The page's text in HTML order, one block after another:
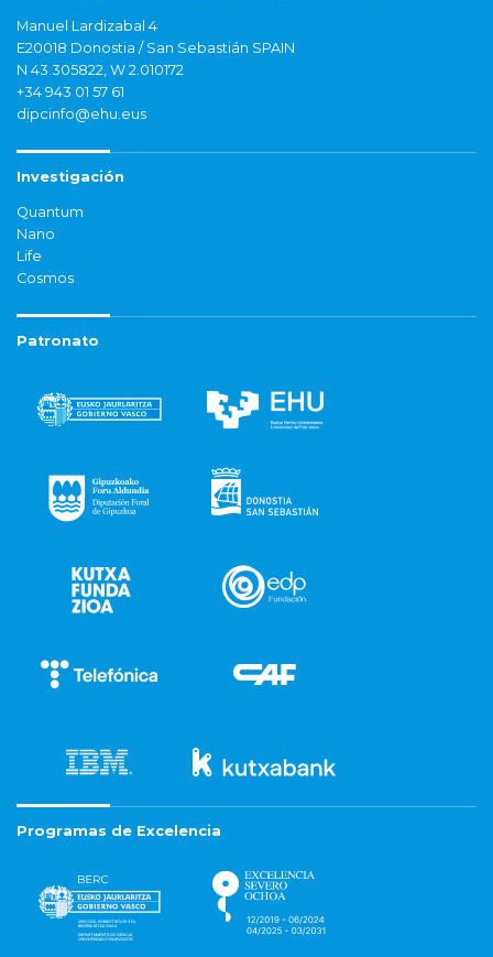
Manuel Lardizabal 4
E20018 Donostia / San Sebastián SPAIN
N 43.305822, W 2.010172
+34 943 01 57 61
dipcinfo@ehu.eus
Investigación
Quantum
Nano
Life
Cosmos
Patronato
Programas de Excelencia